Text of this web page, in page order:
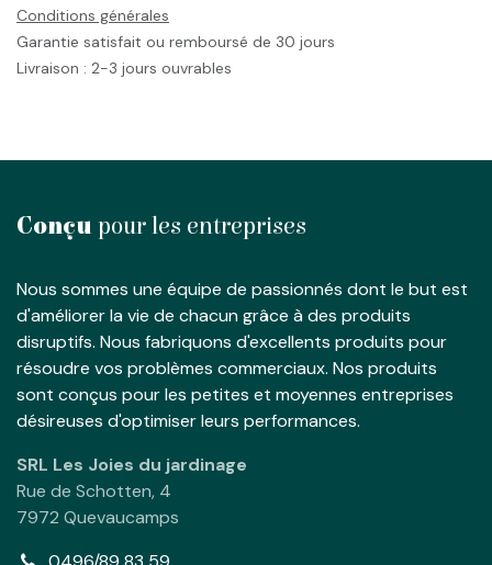
Conditions générales
Garantie satisfait ou remboursé de 30 jours
Livraison : 2-3 jours ouvrables
Conçu pour les entreprises
Nous sommes une équipe de passionnés dont le but est
d'améliorer la vie de chacun grâce à des produits
disruptifs. Nous fabriquons d'excellents produits pour
résoudre vos problèmes commerciaux. Nos produits
sont conçus pour les petites et moyennes entreprises
désireuses d'optimiser leurs performances.
SRL Les Joies du jardinage
Rue de Schotten, 4
7972 Quevaucamps